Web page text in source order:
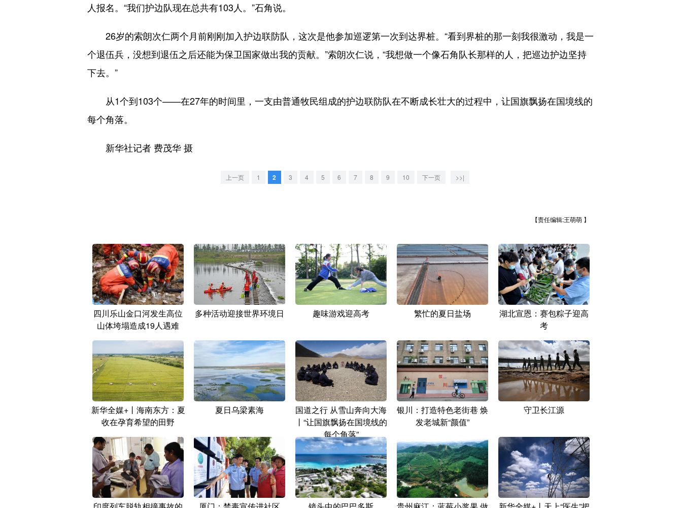
人报名。“我们护边队现在总共有103人。”石角说。
26岁的索朗次仁两个月前刚刚加入护边联防队，这次是他参加巡逻第一次到达界桩。“看到界桩的那一刻我很激动，我是一
个退伍兵，没想到退伍之后还能为保卫国家做出我的贡献。”索朗次仁说，“我想做一个像石角队长那样的人，把巡边护边坚持
下去。”
从1个到103个——在27年的时间里，一支由普通牧民组成的护边联防队在不断成长壮大的过程中，让国旗飘扬在国境线的
每个角落。
新华社记者 费茂华 摄
上一页 1 2 3 4 5 6 7 8 9 10 下一页 >>|
【责任编辑:王萌萌 】
四川乐山金口河发生高位
山体垮塌造成19人遇难
多种活动迎接世界环境日 趣味游戏迎高考 繁忙的夏日盐场
湖北宣恩：赛包粽子迎高
考
新华全媒+丨海南东方：夏
收在孕育希望的田野
夏日乌梁素海
国道之行 从雪山奔向大海
丨“让国旗飘扬在国境线的
每个角落”
银川：打造特色老街巷 焕
发老城新“颜值”
守卫长江源